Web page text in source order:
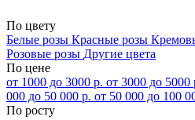
По цвету
Белые розы Красные розы
Розовые розы Другие цвета
По цене
от 1000 до 3000 р. от 3000 до 5000
000 до 50 000 р. от 50 000 до 100
По росту